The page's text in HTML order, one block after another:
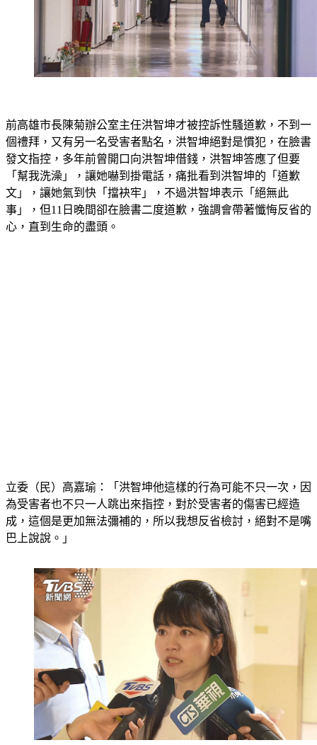
前高雄市長陳菊辦公室主任洪智坤才被控訴性騷道歉，不到一
個禮拜，又有另一名受害者點名，洪智坤絕對是慣犯，在臉書
發文指控，多年前曾開口向洪智坤借錢，洪智坤答應了但要
「幫我洗澡」，讓她嚇到掛電話，痛批看到洪智坤的「道歉
文」，讓她氣到快「擋袂牢」，不過洪智坤表示「絕無此
事」，但11日晚間卻在臉書二度道歉，強調會帶著懺悔反省的
心，直到生命的盡頭。
立委（民）高嘉瑜：「洪智坤他這樣的行為可能不只一次，因
為受害者也不只一人跳出來指控，對於受害者的傷害已經造
成，這個是更加無法彌補的，所以我想反省檢討，絕對不是嘴
巴上說說。」